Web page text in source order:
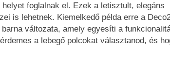
foglalnak el. Ezek a letisztult, elegáns
is lehetnek. Kiemelkedő példa erre a
változata, amely egyesíti a
a lebegő polcokat választanod, és